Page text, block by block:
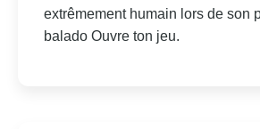
extrêmement humain lors de son
balado Ouvre ton jeu.